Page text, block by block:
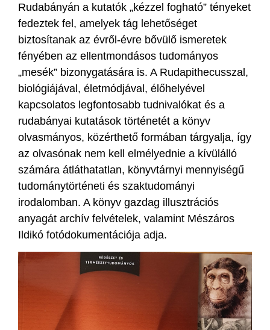
Rudabányán a kutatók „kézzel fogható” tényeket
fedeztek fel, amelyek tág lehetőséget
biztosítanak az évről-évre bővülő ismeretek
fényében az ellentmondásos tudományos
„mesék” bizonygatására is. A Rudapithecusszal,
biológiájával, életmódjával, élőhelyével
kapcsolatos legfontosabb tudnivalókat és a
rudabányai kutatások történetét a könyv
olvasmányos, közérthető formában tárgyalja, így
az olvasónak nem kell elmélyednie a kívülálló
számára átláthatatlan, könyvtárnyi mennyiségű
tudománytörténeti és szaktudományi
irodalomban. A könyv gazdag illusztrációs
anyagát archív felvételek, valamint Mészáros
Ildikó fotódokumentációja adja.